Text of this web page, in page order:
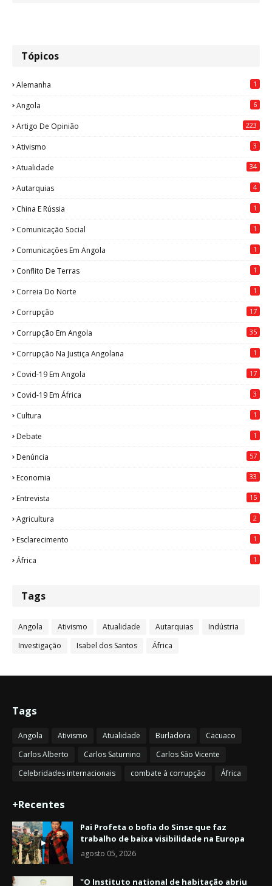
Tópicos
Alemanha 1
Angola 6
Artigo De Opinião 223
Ativismo 3
Atualidade 34
Autarquias 4
China E Rússia 1
Comunicação Social 1
Comunicações Em Angola 1
Conflito De Terras 1
Correia Do Norte 1
Corrupção 17
Corrupção Em Angola 35
Corrupção Na Justiça Angolana 1
Covid-19 Em Angola 17
Covid-19 Em África 3
Cultura 1
Debate 1
Denúncia 57
Economia 33
Entrevista 15
Agricultura 2
Esclarecimento 1
África 1
Tags
Angola Ativismo Atualidade Autarquias
Indústria
Investigação
Isabel dos Santos África
Tags
Angola Ativismo Atualidade Burladora
Cacuaco
Carlos Alberto
Carlos Saturnino
Carlos São Vicente
Celebridades internacionais
combate à corrupção África
+Recentes
Pai Profeta o bofia do Sinse que faz
trabalho de baixa visibilidade na Europa
agosto 05, 2026
"O Instituto national de habitação abriu